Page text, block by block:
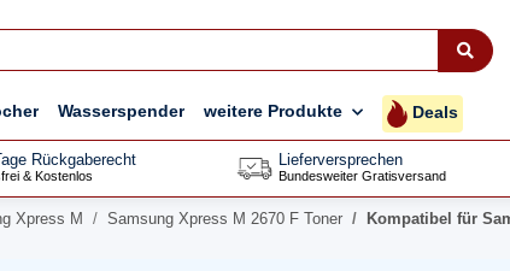
Wasserspender weitere Produkte Deals
Rückgaberecht
& Kostenlos
Lieferversprechen
Bundesweiter Gratisversand
Xpress M Samsung Xpress M 2670 F Toner Kompatibel für